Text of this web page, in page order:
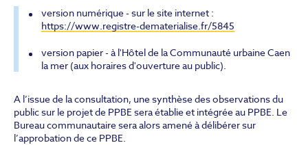
version numérique - sur le site internet :
https://www.registre-dematerialise.fr/5845
version papier - à l'Hôtel de la Communauté urbaine Caen
la mer (aux horaires d'ouverture au public).
A l’issue de la consultation, une synthèse des observations du
public sur le projet de PPBE sera établie et intégrée au PPBE. Le
Bureau communautaire sera alors amené à délibérer sur
l’approbation de ce PPBE.